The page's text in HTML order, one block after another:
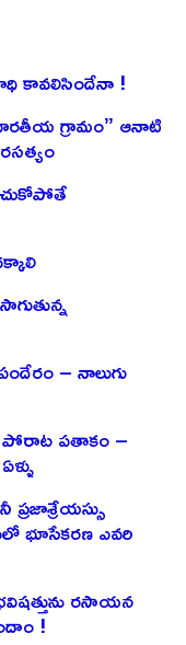
కావలిసిందేనా !
భారతీయ గ్రామం” ఆనాటి
– నాలుగు
పోరాట పతాకం –
భూసేకరణ ఎవరి
రసాయన
!